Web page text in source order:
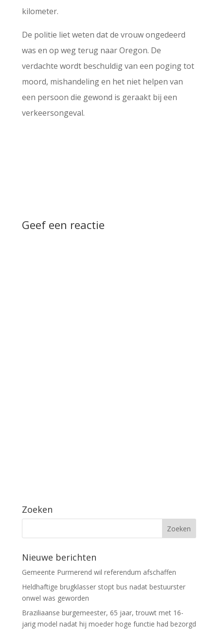
kilometer.
De politie liet weten dat de vrouw ongedeerd
was en op weg terug naar Oregon. De
verdachte wordt beschuldig van een poging tot
moord, mishandeling en het niet helpen van
een persoon die gewond is geraakt bij een
verkeersongeval.
Geef een reactie
Zoeken
Nieuwe berichten
Gemeente Purmerend wil referendum afschaffen
Heldhaftige brugklasser stopt bus nadat bestuurster
onwel was geworden
Braziliaanse burgemeester, 65 jaar, trouwt met 16-
jarig model nadat hij moeder hoge functie had bezorgd